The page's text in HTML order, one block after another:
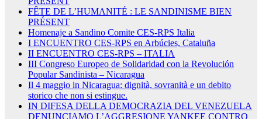
FÊTE DE L’HUMANITÉ : LE SANDINISME BIEN
PRÉSENT
Homenaje a Sandino Comite CES-RPS Italia
I ENCUENTRO CES-RPS en Arbúcies, Cataluña
II ENCUENTRO CES-RPS – ITALIA
III Congreso Europeo de Solidaridad con la Revolución
Popular Sandinista – Nicaragua
Il 4 maggio in Nicaragua: dignità, sovranità e un debito
storico che non si estingue.
IN DIFESA DELLA DEMOCRAZIA DEL VENEZUELA
DENUNCIAMO L’AGGRESIONE YANKEE CONTRO